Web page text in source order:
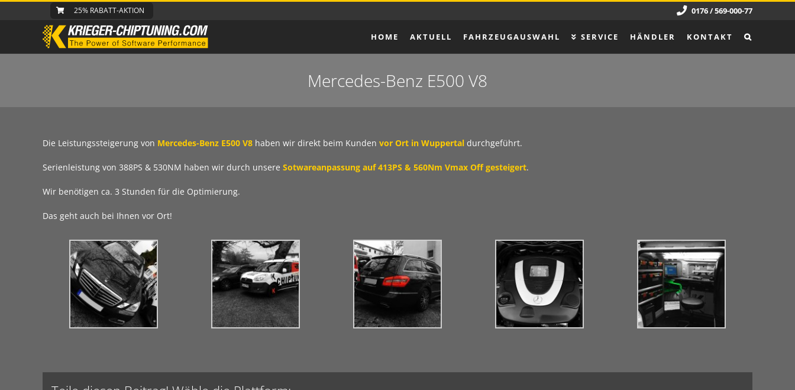
Zum
25% RABATT-AKTION 0176 / 569-000-77
HOME AKTUELL FAHRZEUGAUSWAHL SERVICE HÄNDLER KONTAKT
Mercedes-Benz E500 V8
Die Leistungssteigerung von Mercedes-Benz E500 V8 haben wir direkt beim Kunden vor Ort in Wuppertal durchgeführt.
Serienleistung von 388PS & 530NM haben wir durch unsere Sotwareanpassung auf 413PS & 560Nm Vmax Off gesteigert.
Wir benötigen ca. 3 Stunden für die Optimierung.
Das geht auch bei Ihnen vor Ort!